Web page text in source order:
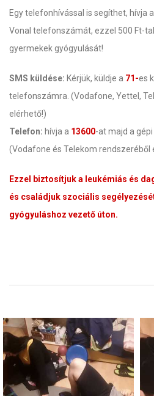
Egy telefonhívással is segíthet, hívja
Vonal telefonszámát, ezzel 500 Ft-
gyermekek gyógyulását!
SMS küldése: Kérjük, küldje a 71-es
telefonszámra. (Vodafone, Yettel,
elérhető!)
Telefon: hívja a 13600-at majd a
(Vodafone és Telekom rendszeréből
Ezzel biztosítjuk a leukémiás és
és családjuk szociális
gyógyuláshoz vezető úton.